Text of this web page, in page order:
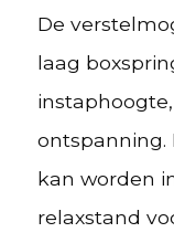
De
laag
ontspanning.
kan worden
relaxstand